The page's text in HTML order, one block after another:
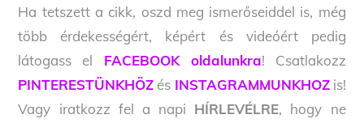
Ha tetszett a cikk, oszd meg ismerőseiddel is, még
több érdekességért, képért és videóért pedig
látogass el FACEBOOK oldalunkra! Csatlakozz
PINTERESTÜNKHÖZ és INSTAGRAMMUNKHOZis!
Vagy iratkozz fel a napi HÍRLEVÉLRE, hogy ne